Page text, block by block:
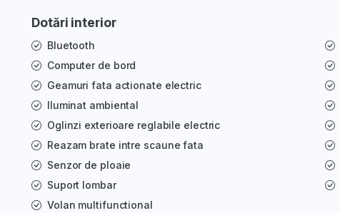
Dotări interior
Bluetooth
Computer de bord
Geamuri fata actionate electric
Iluminat ambiental
Oglinzi exterioare reglabile electric
Reazam brate intre scaune fata
Senzor de ploaie
Suport lombar
Volan multifunctional